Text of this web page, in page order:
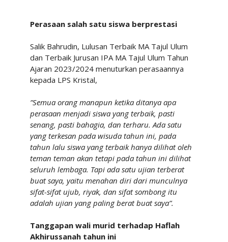
Perasaan salah satu siswa berprestasi
Salik Bahrudin, Lulusan Terbaik MA Tajul Ulum
dan Terbaik Jurusan IPA MA Tajul Ulum Tahun
Ajaran 2023/2024 menuturkan perasaannya
kepada LPS Kristal,
”Semua orang manapun ketika ditanya apa
perasaan menjadi siswa yang terbaik, pasti
senang, pasti bahagia, dan terharu. Ada satu
yang terkesan pada wisuda tahun ini, pada
tahun lalu siswa yang terbaik hanya dilihat oleh
teman teman akan tetapi pada tahun ini dilihat
seluruh lembaga. Tapi ada satu ujian terberat
buat saya, yaitu menahan diri dari munculnya
sifat-sifat ujub, riyak, dan sifat sombong itu
adalah ujian yang paling berat buat saya”.
Tanggapan wali murid terhadap Haflah
Akhirussanah tahun ini